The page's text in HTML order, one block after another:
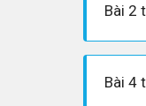
Bài 2
Bài 4